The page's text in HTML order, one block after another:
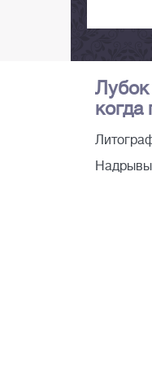
Лубок
Надрывы